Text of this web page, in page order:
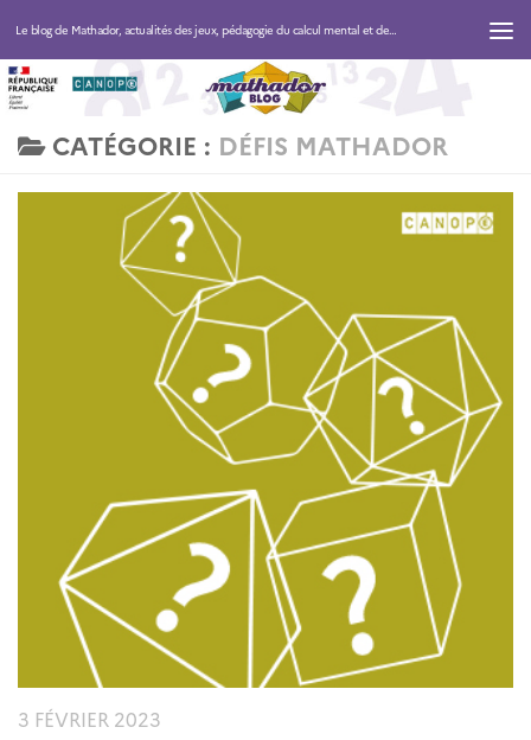
CATÉGORIE : DÉFIS MATHADOR
3 FÉVRIER 2023